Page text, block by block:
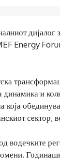
дијалог
Energy
динамика и
сектор,
водечките